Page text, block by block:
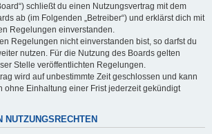
schließt du einen Nutzungsvertrag mit dem
ab (im Folgenden „Betreiber“) und erklärst dich mit
Regelungen einverstanden.
Regelungen nicht einverstanden bist, so darfst du
nutzen. Für die Nutzung des Boards gelten
Stelle veröffentlichten Regelungen.
wird auf unbestimmte Zeit geschlossen und kann
ohne Einhaltung einer Frist jederzeit gekündigt
NUTZUNGSRECHTEN